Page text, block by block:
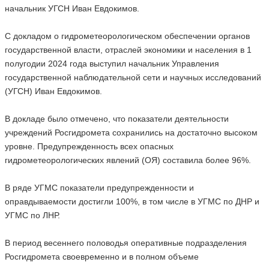
начальник УГСН Иван Евдокимов.
С докладом о гидрометеорологическом обеспечении органов
государственной власти, отраслей экономики и населения в 1
полугодии 2024 года выступил начальник Управления
государственной наблюдательной сети и научных исследований
(УГСН) Иван Евдокимов.
В докладе было отмечено, что показатели деятельности
учреждений Росгидромета сохранились на достаточно высоком
уровне. Предупрежденность всех опасных
гидрометеорологических явлений (ОЯ) составила более 96%.
В ряде УГМС показатели предупрежденности и
оправдываемости достигли 100%, в том числе в УГМС по ДНР и
УГМС по ЛНР.
В период весеннего половодья оперативные подразделения
Росгидромета своевременно и в полном объеме